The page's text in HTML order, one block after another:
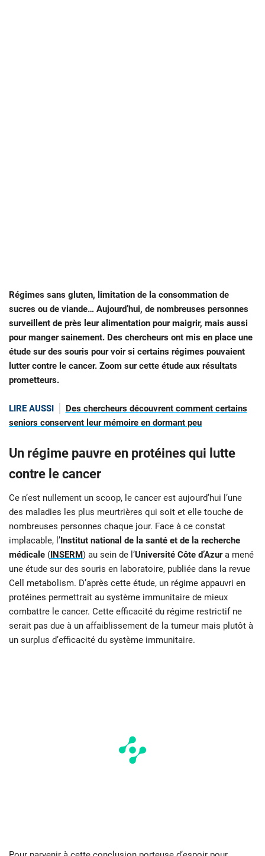
Régimes sans gluten, limitation de la consommation de
sucres ou de viande… Aujourd’hui, de nombreuses personnes
surveillent de près leur alimentation pour maigrir, mais aussi
pour manger sainement. Des chercheurs ont mis en place une
étude sur des souris pour voir si certains régimes pouvaient
lutter contre le cancer. Zoom sur cette étude aux résultats
prometteurs.
LIRE AUSSI
Des chercheurs découvrent comment certains
seniors conservent leur mémoire en dormant peu
Un régime pauvre en protéines qui lutte
contre le cancer
Ce n’est nullement un scoop, le cancer est aujourd’hui l’une
des maladies les plus meurtrières qui soit et elle touche de
nombreuses personnes chaque jour. Face à ce constat
implacable, l’Institut national de la santé et de la recherche
médicale (INSERM) au sein de l’Université Côte d’Azura mené
une étude sur des souris en laboratoire, publiée dans la revue
Cell metabolism. D’après cette étude, un régime appauvri en
protéines permettrait au système immunitaire de mieux
combattre le cancer. Cette efficacité du régime restrictif ne
serait pas due à un affaiblissement de la tumeur mais plutôt à
un surplus d’efficacité du système immunitaire.